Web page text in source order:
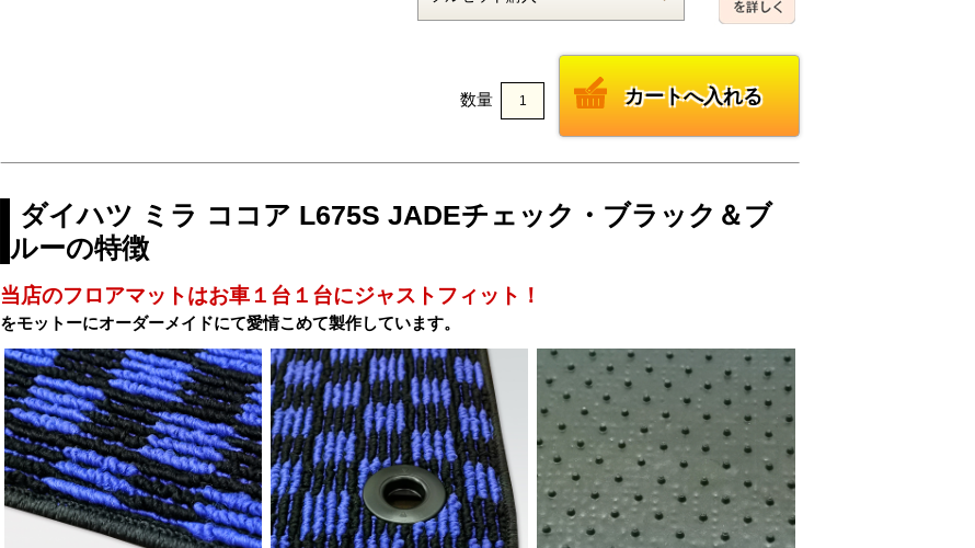
数量
ダイハツ ミラ ココア L675S JADEチェック・ブラック＆ブ
ルーの特徴
当店のフロアマットはお車１台１台にジャストフィット！
をモットーにオーダーメイドにて愛情こめて製作しています。